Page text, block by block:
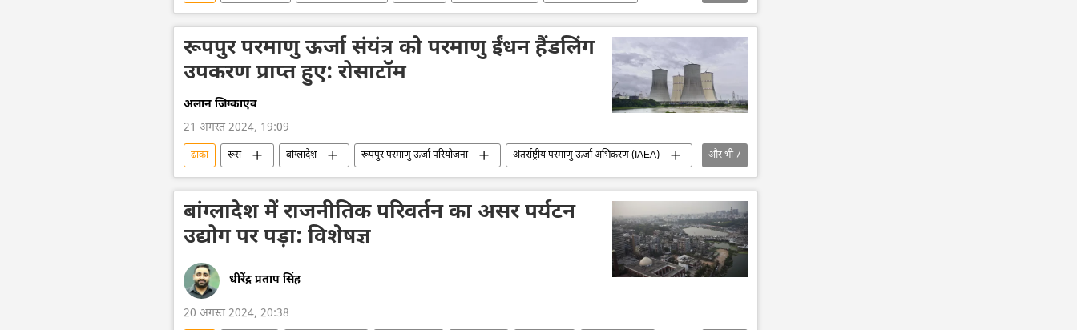
उर्वरक
मास्को व्यापार गलियारा गेहूं का निर्यात राजनीति
रूपपुर परमाणु ऊर्जा संयंत्र को परमाणु ईंधन हैंडलिंग
उपकरण प्राप्त हुए: रोसाटॉम
अलान जिग्काएव
21 अगस्त 2024, 19:09
ढाका रूस बांग्लादेश रूपपुर परमाणु ऊर्जा परियोजना
अंतर्राष्ट्रीय परमाणु ऊर्जा अभिकरण (IAEA)
परमाणु ऊर्जा
ऊर्जा क्षेत्र दक्षिण एशिया वैश्विक दक्षिण
ग्लोबल साउथ
वैश्विक आर्थिक स्थिरता
व्यापार और अर्थव्यवस्था
और भी7
बांग्लादेश में राजनीतिक परिवर्तन का असर पर्यटन
उद्योग पर पड़ा: विशेषज्ञ
धीरेंद्र प्रताप सिंह
20 अगस्त 2024, 20:38